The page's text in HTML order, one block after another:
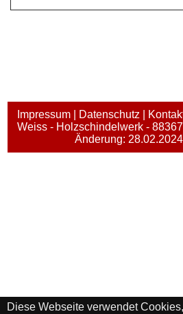
Diese Webseite verwendet
Impressum Datenschutz
Weiss - Holzschindelwerk -
Änderung: